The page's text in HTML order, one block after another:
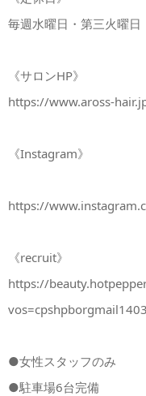
毎週水曜日・第三火曜日
《サロンHP》
https://www.aross-
《Instagram》
https://
《recruit》
https://
●女性スタッフのみ
●駐車場6台完備